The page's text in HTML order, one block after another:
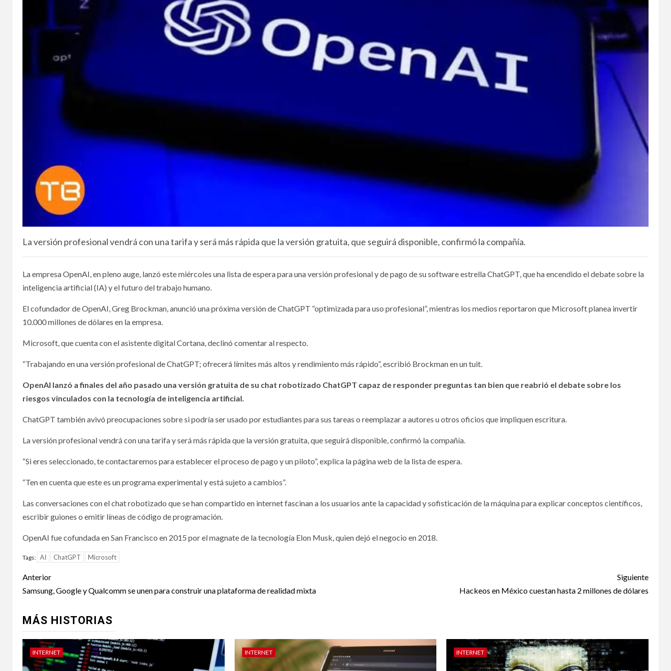
La versión profesional vendrá con una tarifa y será más rápida que la versión gratuita, que seguirá disponible, confirmó la compañía.
La empresa OpenAI, en pleno auge, lanzó este miércoles una lista de espera para una versión profesional y de pago de su software estrella ChatGPT, que ha encendido el debate sobre la
inteligencia artificial (IA) y el futuro del trabajo humano.
El cofundador de OpenAI, Greg Brockman, anunció una próxima versión de ChatGPT “optimizada para uso profesional”, mientras los medios reportaron que Microsoft planea invertir
10.000 millones de dólares en la empresa.
Microsoft, que cuenta con el asistente digital Cortana, declinó comentar al respecto.
“Trabajando en una versión profesional de ChatGPT; ofrecerá límites más altos y rendimiento más rápido”, escribió Brockman en un tuit.
OpenAI lanzó a finales del año pasado una versión gratuita de su chat robotizado ChatGPT capaz de responder preguntas tan bien que reabrió el debate sobre los
riesgos vinculados con la tecnología de inteligencia artificial.
ChatGPT también avivó preocupaciones sobre si podría ser usado por estudiantes para sus tareas o reemplazar a autores u otros oficios que impliquen escritura.
La versión profesional vendrá con una tarifa y será más rápida que la versión gratuita, que seguirá disponible, confirmó la compañía.
“Si eres seleccionado, te contactaremos para establecer el proceso de pago y un piloto”, explica la página web de la lista de espera.
“Ten en cuenta que este es un programa experimental y está sujeto a cambios”.
Las conversaciones con el chat robotizado que se han compartido en internet fascinan a los usuarios ante la capacidad y sofisticación de la máquina para explicar conceptos científicos,
escribir guiones o emitir líneas de código de programación.
OpenAI fue cofundada en San Francisco en 2015 por el magnate de la tecnología Elon Musk, quien dejó el negocio en 2018.
Tags: AI ChatGPT Microsoft
Post
navigation
Anterior
Samsung, Google y Qualcomm se unen para construir una plataforma de realidad mixta
Siguiente
Hackeos en México cuestan hasta 2 millones de dólares
MÁS HISTORIAS
INTERNET INTERNET INTERNET